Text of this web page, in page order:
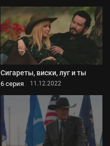
Сигареты, виски, луг и ты
6 серия 11.12.2022